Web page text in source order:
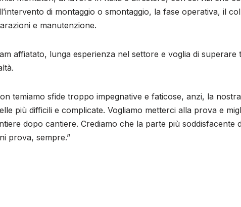
di montaggio o smontaggio, la fase operativa, il
e manutenzione.
affiatato, lunga esperienza nel settore e voglia di
temiamo sfide troppo impegnative e faticose, anzi, la
più difficili e complicate. Vogliamo metterci alla prova e
dopo cantiere. Crediamo che la parte più
prova, sempre.”